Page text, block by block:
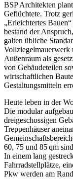
BSP Architekten
Geflüchtete. Trotz
„Erleichtertes
bestand der
galten übliche
Vollziegelmauerwerk
Außenraum als
von Gebäudeteilen
wirtschaftlichen
Gestaltungsmitteln
Heute leben in der
Die modular
dreigeschossigen
Treppenhäuser
60, 75 und 85 qm
In einem lang
Fahrradstellplätze,
Pkw werden am